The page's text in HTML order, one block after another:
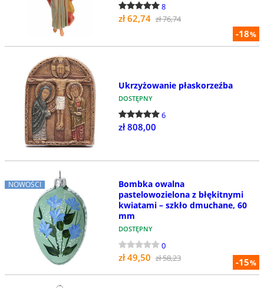
-18%
8
zł 62,74 zł 76,74
Ukrzyżowanie płaskorzeźba
DOSTĘPNY
6
zł 808,00
NOWOŚCI
-15%
Bombka owalna
pastelowozielona z błękitnymi
kwiatami – szkło dmuchane, 60
mm
DOSTĘPNY
0
zł 49,50 zł 58,23